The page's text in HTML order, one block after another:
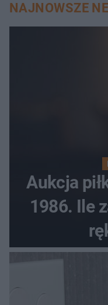
NAJNOWSZE
Aukcja
1986. Ile